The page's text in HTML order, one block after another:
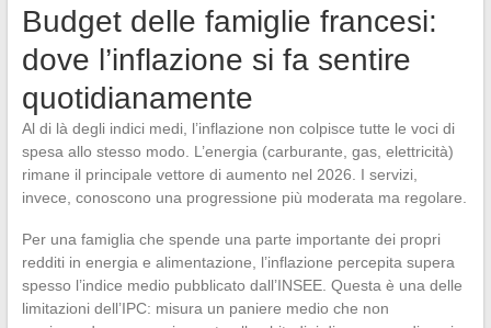
Budget delle famiglie francesi:
dove l’inflazione si fa sentire
quotidianamente
Al di là degli indici medi, l’inflazione non colpisce tutte le voci di
spesa allo stesso modo. L’energia (carburante, gas, elettricità)
rimane il principale vettore di aumento nel 2026. I servizi,
invece, conoscono una progressione più moderata ma regolare.
Per una famiglia che spende una parte importante dei propri
redditi in energia e alimentazione, l’inflazione percepita supera
spesso l’indice medio pubblicato dall’INSEE. Questa è una delle
limitazioni dell’IPC: misura un paniere medio che non